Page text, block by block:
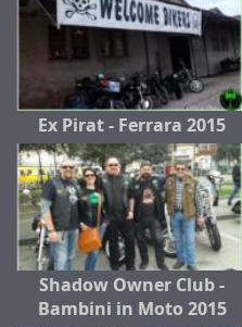
Ex Pirat - Ferrara 2015
Shadow Owner Club -
Bambini in Moto 2015